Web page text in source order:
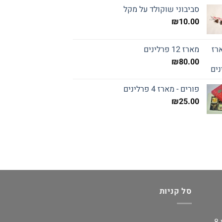
סביבוני שוקולד על מקל
₪10.00
מארז 12 פרלינים
₪80.00
פורים - מארז 4 פרלינים
₪25.00
סל קניות